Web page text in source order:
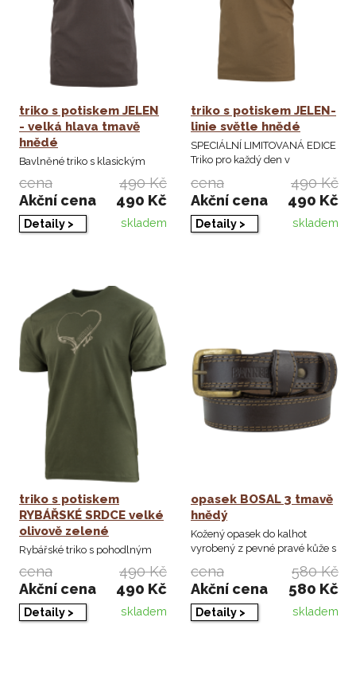
triko s potiskem JELEN
- velká hlava tmavě
hnědé
Bavlněné triko s klasickým
výrazným tematickým ...
cena
490 Kč
Akční cena
490 Kč
Detaily > skladem
triko s potiskem JELEN-
linie světle hnědé
SPECIÁLNÍ LIMITOVANÁ EDICE
Triko pro každý den v
cena
490 Kč
Akční cena
490 Kč
Detaily > skladem
triko s potiskem
RYBÁŘSKÉ SRDCE velké
olivově zelené
Rybářské triko s pohodlným
rovným střihem. Vynikněte s
originálním ...
cena
490 Kč
Akční cena
490 Kč
Detaily > skladem
opasek BOSAL 3 tmavě
hnědý
Kožený opasek do kalhot
vyrobený z pevné pravé kůže s
cena
580 Kč
Akční cena
580 Kč
Detaily > skladem